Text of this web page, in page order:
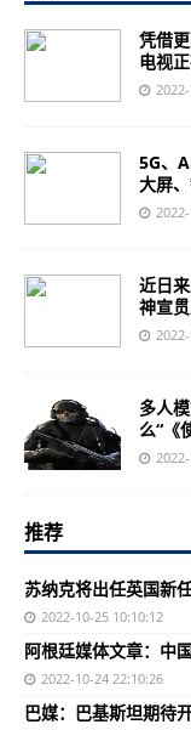
凭借
电视
5G、
大屏
近日
神宣
多人
么“《
推荐
苏纳克将出任英国新
2022-10-25 10:10:12
阿根廷媒体文章：中
2022-10-24 22:10:26
巴媒：巴基斯坦期待